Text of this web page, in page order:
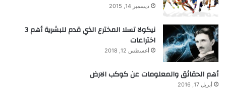
ديسمبر 14, 2015
نيكولا تسلا المخترع الذي قدم للبشرية أهم 3
اختراعات
أغسطس 12, 2018
أهم الحقائق والمعلومات عن كوكب الارض
أبريل 17, 2016